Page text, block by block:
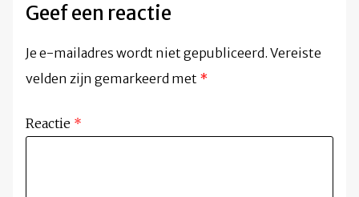
Geef een reactie
Je e-mailadres wordt niet gepubliceerd. Vereiste
velden zijn gemarkeerd met *
Reactie *